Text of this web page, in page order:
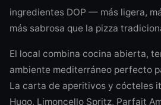
ingredientes DOP — más ligera,
más sabrosa que la pizza
El local combina cocina abierta,
ambiente mediterráneo perfecto
La carta de aperitivos y cócteles
Hugo, Limoncello Spritz, Parfait